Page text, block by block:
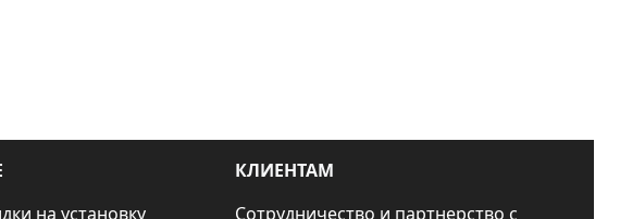
на установку
КЛИЕНТАМ
Сотрудничество и партнерство с